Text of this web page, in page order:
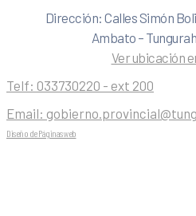
Dirección: Calles Simón
Ambato –
Ver ubicación
Telf: 033730220 - ext 200
Email:
Diseño de Páginas web